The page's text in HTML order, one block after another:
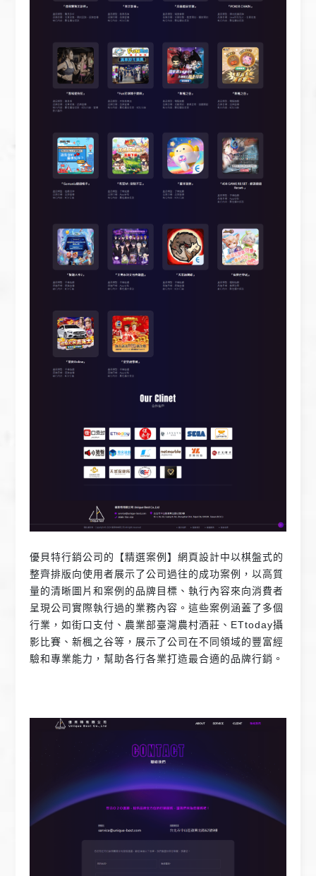
優貝特行銷公司的【精選案例】網頁設計中以棋盤式的
整齊排版向使用者展示了公司過往的成功案例，以高質
量的清晰圖片和案例的品牌目標、執行內容來向消費者
呈現公司實際執行過的業務內容。這些案例涵蓋了多個
行業，如街口支付、農業部臺灣農村酒莊、ETtoday攝
影比賽、新楓之谷等，展示了公司在不同領域的豐富經
驗和專業能力，幫助各行各業打造最合適的品牌行銷。